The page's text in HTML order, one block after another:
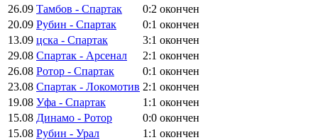
26.09 Тамбов - Спартак 0:2 окончен
20.09 Рубин - Спартак 0:1 окончен
13.09 цска - Спартак 3:1 окончен
29.08 Спартак - Арсенал 2:1 окончен
26.08 Ротор - Спартак 0:1 окончен
23.08 Спартак - Локомотив 2:1 окончен
19.08 Уфа - Спартак 1:1 окончен
15.08 Динамо - Ротор 0:0 окончен
15.08 Рубин - Урал 1:1 окончен